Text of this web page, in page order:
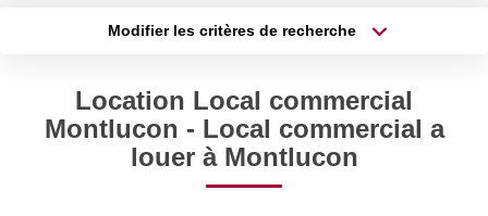
FAIRE GÉRER
Modifier les critères de recherche
Sélectionnez...
Type de bien
Surface min
Location Local commercial
Montlucon - Local commercial a
louer à Montlucon